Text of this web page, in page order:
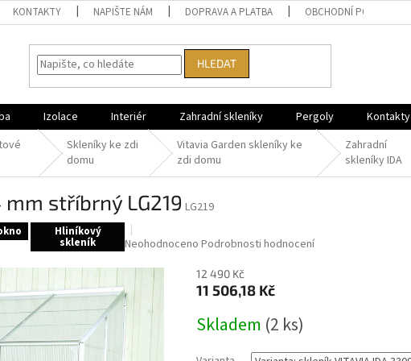
KONTAKTY NAPIŠTE NÁM DOPRAVA A PLATBA OBCHODNÍ PODMÍNKY
HLEDAT
Izolace Interiér Zahradní skleníky Pergoly Kontakty
Skleníky ke zdi
domu
Vitavia Garden skleníky ke
zdi domu
Zahradní
skleníky IDA
mm stříbrný LG219 LG219
Hliníkový
skleník
Průměrné
je
0,0
Neohodnoceno Podrobnosti hodnocení
12 490 Kč
11 506,18 Kč
cena:
Skladem (2 ks)